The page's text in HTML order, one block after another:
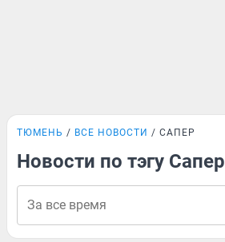
ТЮМЕНЬ ВСЕ НОВОСТИ САПЕР
Новости по тэгу Сапер